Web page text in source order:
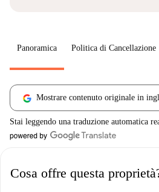
Panoramica Politica di Cancellazione
Mostrare contenuto originale in
Stai leggendo una traduzione automatica
Cosa offre questa